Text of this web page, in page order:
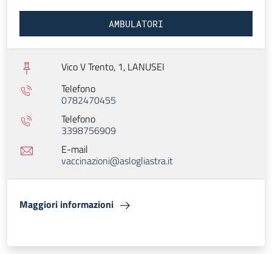
AMBULATORI
Vico V Trento, 1, LANUSEI
Telefono
0782470455
Telefono
3398756909
E-mail
vaccinazioni@aslogliastra.it
Maggiori informazioni